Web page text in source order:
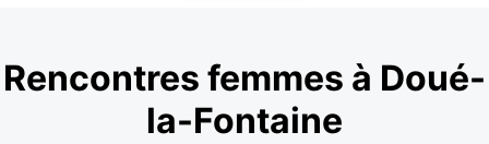
Rencontres femmes à Doué-
la-Fontaine